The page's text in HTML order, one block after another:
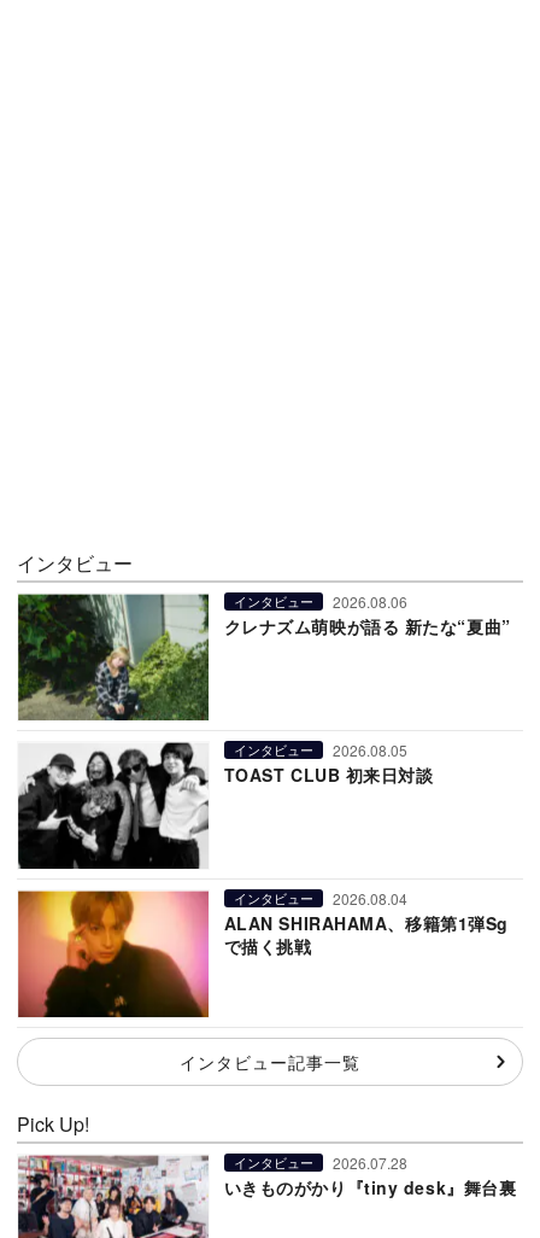
インタビュー
インタビュー 2026.08.06
クレナズム萌映が語る 新たな“夏曲”
インタビュー 2026.08.05
TOAST CLUB 初来日対談
インタビュー 2026.08.04
ALAN SHIRAHAMA、移籍第1弾Sg
で描く挑戦
インタビュー記事一覧
Pick Up!
インタビュー 2026.07.28
いきものがかり『tiny desk』舞台裏